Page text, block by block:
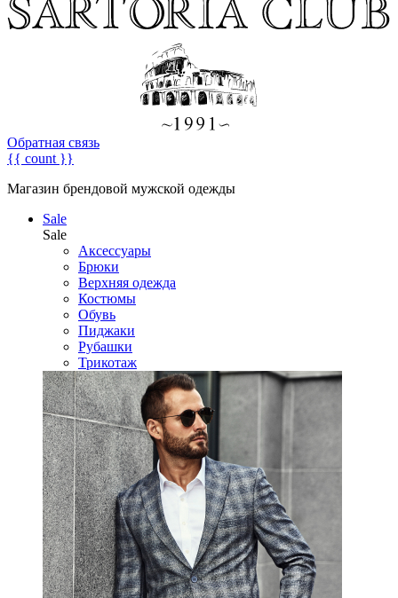
Обратная связь
{{ count }}
Магазин брендовой мужской одежды
Sale
Sale
Аксессуары
Брюки
Верхняя одежда
Костюмы
Обувь
Пиджаки
Рубашки
Трикотаж